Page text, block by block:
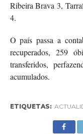
Ribeira Brava 3,
4.
O país passa a
recuperados, 259
transferidos,
acumulados.
ETIQUETAS: